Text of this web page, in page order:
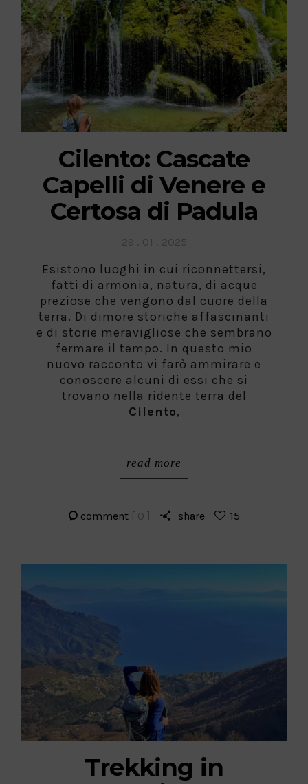
Cilento: Cascate
Capelli di Venere e
Certosa di Padula
Esistono luoghi in cui riconnettersi,
fatti di armonia, natura, di acque
preziose che vengono dal cuore della
terra. Di dimore storiche affascinanti
e di storie meravigliose che sembrano
fermare il tempo. In questo mio
nuovo racconto vi farò ammirare e
conoscere alcuni di essi che si
trovano nella ridente terra del
Cilento,
read more
comment [ 0 ] share 15
Trekking in